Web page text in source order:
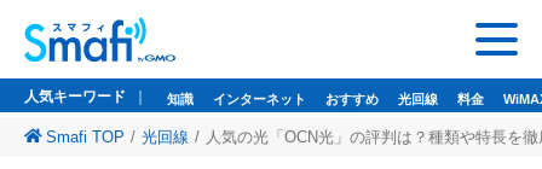
人気キーワード 知識 インターネット おすすめ 光回線 料金
Smafi TOP 光回線 人気の光「OCN光」の評判は？種類や特長を